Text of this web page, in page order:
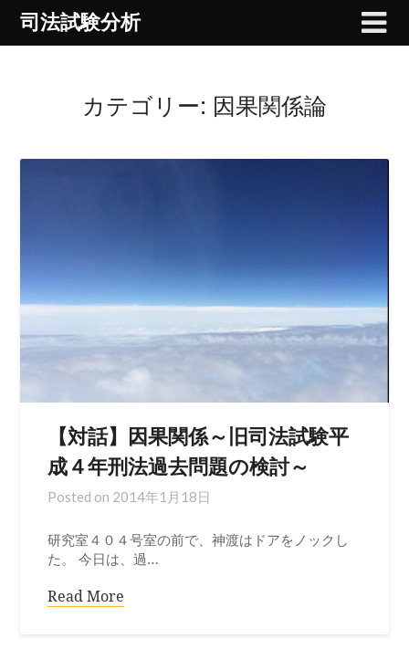
Skip司法試験分析
カテゴリー: 因果関係論
【対話】因果関係～旧司法試験平
成４年刑法過去問題の検討～
Posted on 2014年1月18日
研究室４０４号室の前で、神渡はドアをノックし
た。 今日は、過…
Read More